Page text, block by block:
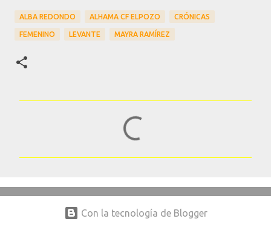
ALBA REDONDO ALHAMA CF ELPOZO CRÓNICAS
FEMENINO LEVANTE MAYRA RAMÍREZ
n
Con la tecnología de Blogger